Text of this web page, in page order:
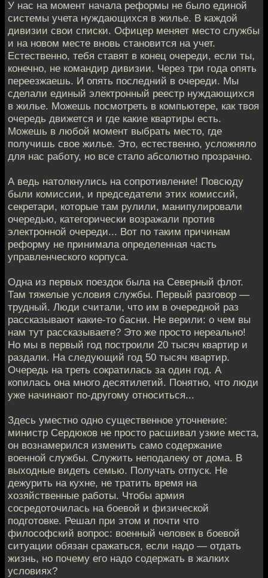
У нас на момент начала реформы не было единой
системы учета нуждающихся в жилье. В каждой
дивизии свои списки. Офицер меняет место службы
и на новом месте вновь становится на учет.
Естественно, тебя ставят в конец очереди, если ты,
конечно, не командир дивизии. Через три года опять
переезжаешь. И опять последний в очереди. Мы
сделали единый электронный реестр нуждающихся
в жилье. Можешь посмотреть в компьютере, как твоя
очередь движется и где какие квартиры есть.
Можешь в любой момент выбрать место, где
получишь свое жилье. Это, естественно, усложняло
для нас работу, но все стало абсолютно прозрачно.
А ведь натолкнулись на сопротивление! Повсюду
были комиссии, и председатели этих комиссий,
секретари, которые там рулили, манипулировали
очередью, категорически возражали против
электронной очереди... Вот по таким причинам
реформу не принимала определенная часть
управленческого корпуса.
Одна из первых поездок была на Северный флот.
Там тяжелые условия службы. Первый разговор —
трудный. Люди считали, что им в очередной раз
рассказывают какие-то басни. Не верили: о чем вы
нам тут рассказываете? Это же просто нереально!
Но мы в первый год построили 20 тысяч квартир и
раздали. На следующий год 50 тысяч квартир.
Очередь на треть сократилась за один год. А
копилась она много десятилетий. Понятно, что люди
уже начинают по-другому относиться...
Здесь уместно одно существенное уточнение:
министр Сердюков не просто расшивал узкие места,
он вознамерился изменить само содержание
военной службы. Служить неподалеку от дома. В
выходные видеть семью. Получать отпуск. Не
дежурить на кухне, не тратить время на
хозяйственные работы. Чтобы армия
сосредоточилась на боевой и физической
подготовке. Решал при этом и почти что
философский вопрос: военный человек в боевой
ситуации обязан сражаться, если надо — отдать
жизнь, но почему его надо содержать в жалких
условиях?